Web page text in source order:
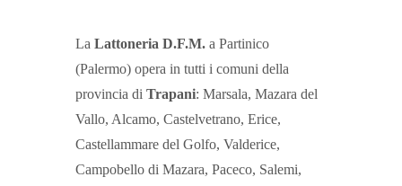
La Lattoneria D.F.M. a Partinico
(Palermo) opera in tutti i comuni della
provincia di Trapani: Marsala, Mazara del
Vallo, Alcamo, Castelvetrano, Erice,
Castellammare del Golfo, Valderice,
Campobello di Mazara, Paceco, Salemi,